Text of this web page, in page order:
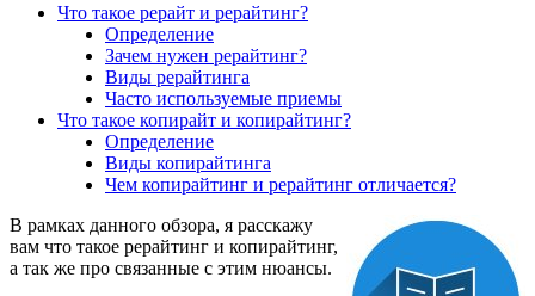
Что такое рерайт и рерайтинг?
Определение
Зачем нужен рерайтинг?
Виды рерайтинга
Часто используемые приемы
Что такое копирайт и копирайтинг?
Определение
Виды копирайтинга
Чем копирайтинг и рерайтинг отличается?
В рамках данного обзора, я расскажу
вам что такое рерайтинг и копирайтинг,
а так же про связанные с этим нюансы.